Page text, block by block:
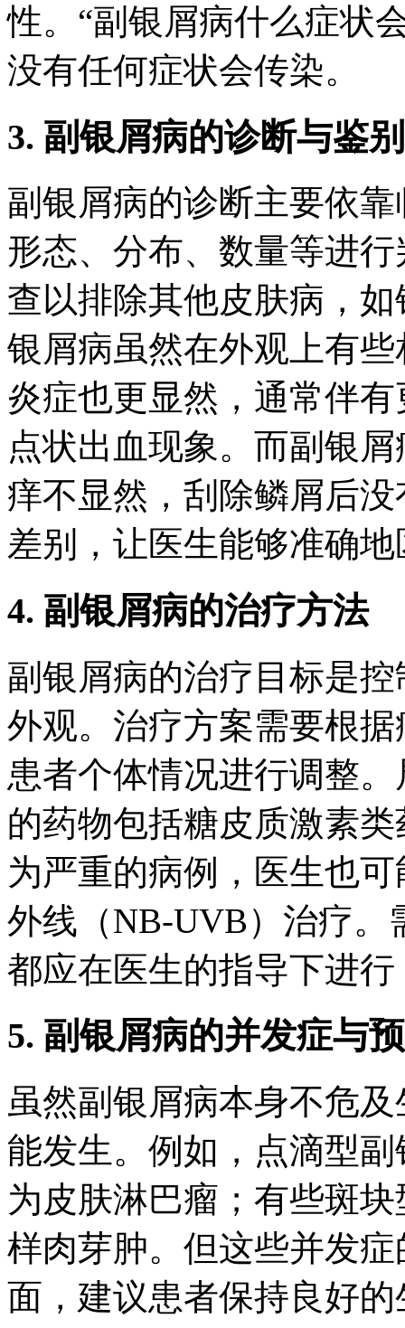
性。“副银屑病什么症状
没有任何症状会传染。
3. 副银屑病的诊断与鉴
副银屑病的诊断主要依
形态、分布、数量等进
查以排除其他皮肤病，
银屑病虽然在外观上有
炎症也更显然，通常伴
点状出血现象。而副银
痒不显然，刮除鳞屑后
差别，让医生能够准确
4. 副银屑病的治疗方法
副银屑病的治疗目标是
外观。治疗方案需要根
患者个体情况进行调整
的药物包括糖皮质激素
为严重的病例，医生也
外线（NB-UVB）治疗。
都应在医生的指导下进
5. 副银屑病的并发症与
虽然副银屑病本身不危
能发生。例如，点滴型
为皮肤淋巴瘤；有些斑
样肉芽肿。但这些并发
面，建议患者保持良好